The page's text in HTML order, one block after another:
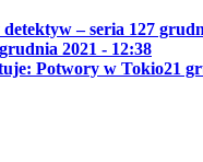
– seria 127
2021 - 12:38
Potwory w Tokio21